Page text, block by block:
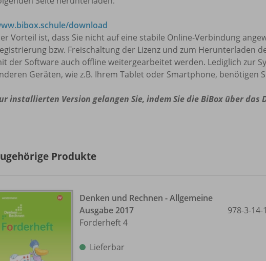
download
Vorteil ist, dass Sie nicht auf eine stabile Online-Verbindung
bzw. Freischaltung der Lizenz und zum Herunterladen
der Software auch offline weitergearbeitet werden. Lediglich zur
Geräten, wie z.B. Ihrem Tablet oder Smartphone, benötigen
installierten Version gelangen Sie, indem Sie die BiBox über das
Produkte
Denken und Rechnen - Allgemeine
Ausgabe 2017
Forderheft 4
Lieferbar
978-3-14-